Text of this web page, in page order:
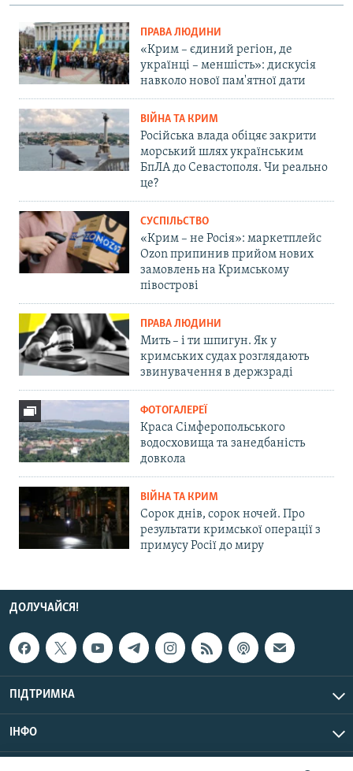
ПРАВА ЛЮДИНИ
«Крим – єдиний регіон, де
українці – меншість»: дискусія
навколо нової пам'ятної дати
ВІЙНА ТА КРИМ
Російська влада обіцяє закрити
морський шлях українським
БпЛА до Севастополя. Чи реально
це?
СУСПІЛЬСТВО
«Крим – не Росія»: маркетплейс
Ozon припинив прийом нових
замовлень на Кримському
півострові
ПРАВА ЛЮДИНИ
Мить – і ти шпигун. Як у
кримських судах розглядають
звинувачення в держзраді
ФОТОГАЛЕРЕЇ
Краса Сімферопольського
водосховища та занедбаність
довкола
ВІЙНА ТА КРИМ
Сорок днів, сорок ночей. Про
результати кримської операції з
примусу Росії до миру
ДОЛУЧАЙСЯ!
ПІДТРИМКА
ІНФО